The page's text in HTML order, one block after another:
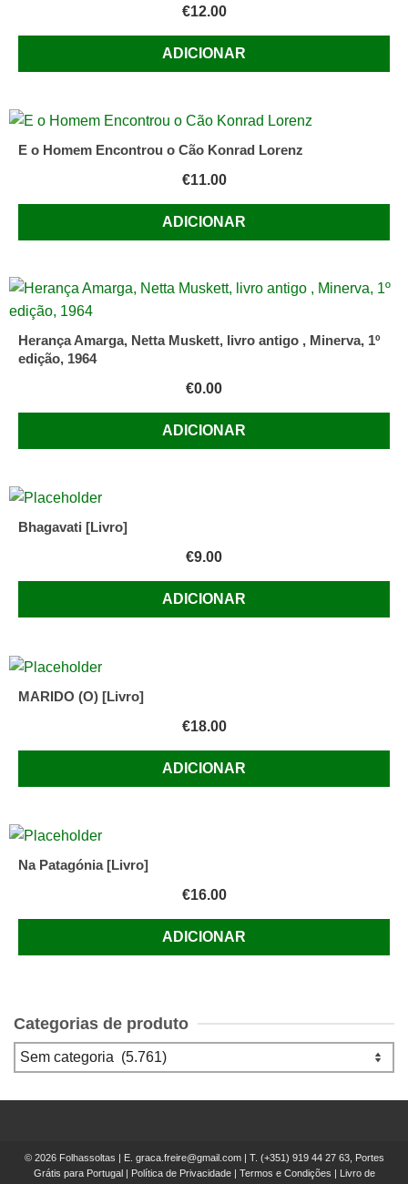
€12.00
ADICIONAR
E o Homem Encontrou o Cão Konrad Lorenz
€11.00
ADICIONAR
Herança Amarga, Netta Muskett, livro antigo , Minerva, 1º
edição, 1964
€0.00
ADICIONAR
Bhagavati [Livro]
€9.00
ADICIONAR
MARIDO (O) [Livro]
€18.00
ADICIONAR
Na Patagónia [Livro]
€16.00
ADICIONAR
Categorias de produto
© 2026 Folhassoltas | E. graca.freire@gmail.com| T. (+351) 919 44 27 63, Portes
Grátis para Portugal | Política de Privacidade| Termos e Condições | Livro de